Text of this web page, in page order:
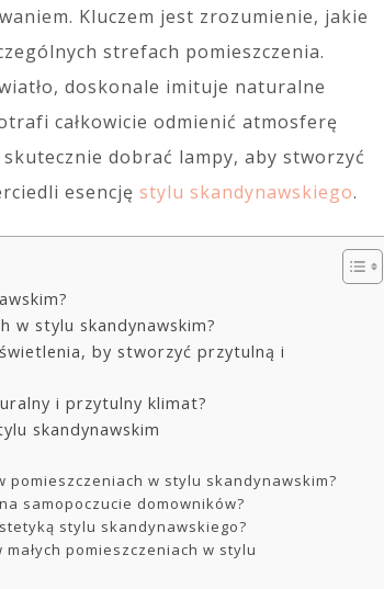
Kluczem jest zrozumienie, jakie
strefach pomieszczenia.
doskonale imituje naturalne
całkowicie odmienić atmosferę
dobrać lampy, aby stworzyć
esencję stylu skandynawskiego.
w stylu skandynawskim?
by stworzyć przytulną i
i przytulny klimat?
skandynawskim
pomieszczeniach w stylu skandynawskim?
samopoczucie domowników?
stylu skandynawskiego?
pomieszczeniach w stylu